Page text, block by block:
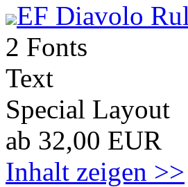
EF Diavolo
2 Fonts
Text
Special Layout
ab 32,00 EUR
Inhalt zeigen >>